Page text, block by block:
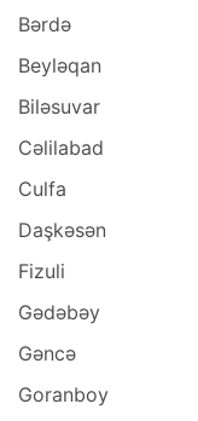
Bərdə
Beyləqan
Biləsuvar
Cəlilabad
Culfa
Daşkəsən
Fizuli
Gədəbəy
Gəncə
Goranboy